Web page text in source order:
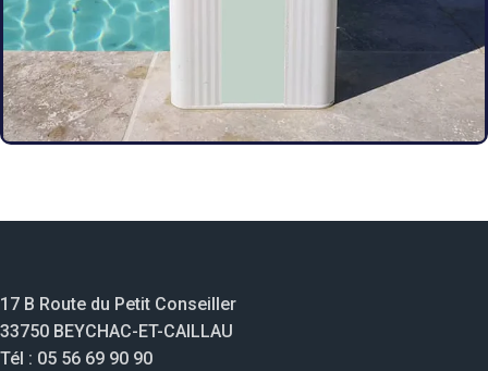
17 B Route du Petit Conseiller
33750 BEYCHAC-ET-CAILLAU
Tél : 05 56 69 90 90